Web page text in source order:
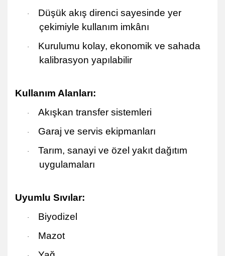
·
Düşük akış direnci sayesinde yer
çekimiyle kullanım imkânı
·
Kurulumu kolay, ekonomik ve sahada
kalibrasyon yapılabilir
Kullanım Alanları:
· Akışkan transfer sistemleri
· Garaj ve servis ekipmanları
·
Tarım, sanayi ve özel yakıt dağıtım
uygulamaları
Uyumlu Sıvılar:
· Biyodizel
· Mazot